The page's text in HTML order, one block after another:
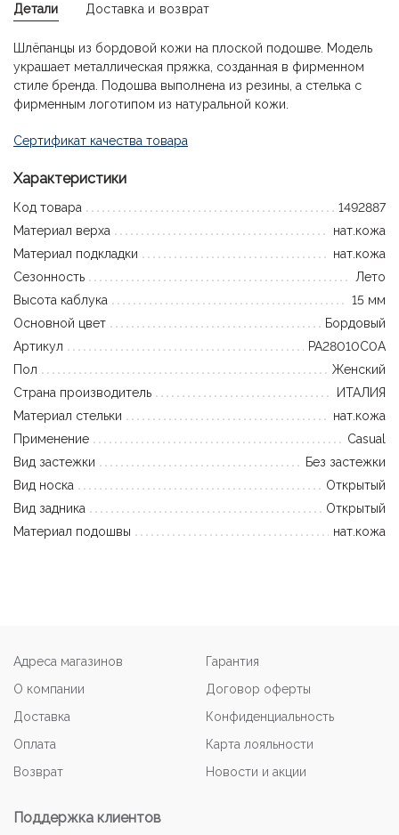
Детали Доставка и возврат
Шлёпанцы из бордовой кожи на плоской подошве. Модель
украшает металлическая пряжка, созданная в фирменном
стиле бренда. Подошва выполнена из резины, а стелька с
фирменным логотипом из натуральной кожи.
Сертификат качества товара
Характеристики
Код товара
1492887
Материал верха
нат.кожа
Материал подкладки
нат.кожа
Сезонность
Лето
Высота каблука
15 мм
Основной цвет
Бордовый
Артикул
PA28010C0A
Пол
Женский
Страна производитель
ИТАЛИЯ
Материал стельки
нат.кожа
Применение
Casual
Вид застежки
Без застежки
Вид носка
Открытый
Вид задника
Открытый
Материал подошвы
нат.кожа
Адреса магазинов
О компании
Доставка
Оплата
Возврат
Гарантия
Договор оферты
Конфиденциальность
Карта лояльности
Новости и акции
Поддержка клиентов